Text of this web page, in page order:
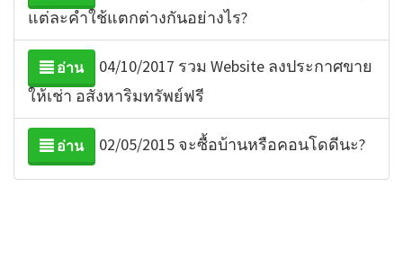
แต่ละคำใช้แตกต่างกันอย่างไร?
อ่าน
04/10/2017 รวม Website ลงประกาศขาย
ให้เช่า อสังหาริมทรัพย์ฟรี
อ่าน 02/05/2015 จะซื้อบ้านหรือคอนโดดีนะ?